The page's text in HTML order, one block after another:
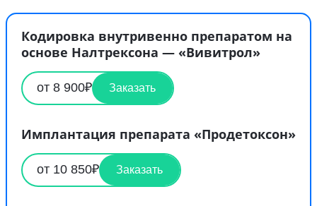
Кодировка внутривенно препаратом на
основе Налтрексона — «Вивитрол»
от 8 900₽ Заказать
Имплантация препарата «Продетоксон»
от 10 850₽ Заказать